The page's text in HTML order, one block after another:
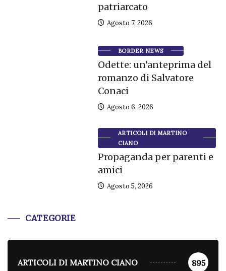
patriarcato
Agosto 7, 2026
BORDER NEWS
Odette: un’anteprima del
romanzo di Salvatore
Conaci
Agosto 6, 2026
ARTICOLI DI MARTINO
CIANO
Propaganda per parenti e
amici
Agosto 5, 2026
CATEGORIE
ARTICOLI DI MARTINO CIANO 895